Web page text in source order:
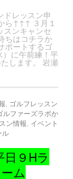
ドレッスン申
ら↑↑↑ ３月１
スンキャンセ
ちはコチラか
ポートするゴ
に午前練！平
します。 岩瀬
, ゴルフレッスン
ルファーズラボか
ン情報, イベント
ル
９Hラ
ム